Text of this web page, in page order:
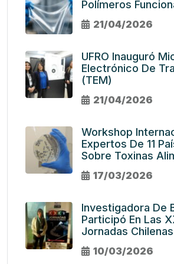
Polímeros
21/04/2026
UFRO Inauguró
Electrónico De
(TEM)
21/04/2026
Workshop
Expertos De 11
Sobre Toxinas
17/03/2026
Investigadora De
Participó En Las
Jornadas
10/03/2026